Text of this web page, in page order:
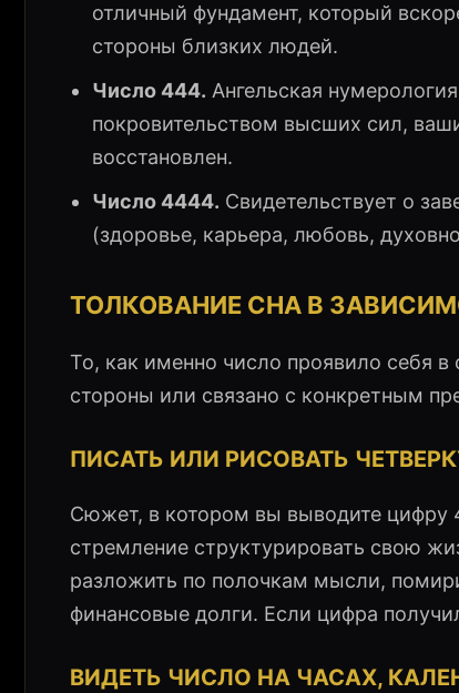
отличный фундамент, который
стороны близких людей.
Число 444. Ангельская
покровительством высших сил,
восстановлен.
Число 4444. Свидетельствует о
(здоровье, карьера, любовь,
ТОЛКОВАНИЕ СНА В
То, как именно число проявило себя
стороны или связано с конкретным
ПИСАТЬ ИЛИ РИСОВАТЬ
Сюжет, в котором вы выводите цифру
стремление структурировать свою
разложить по полочкам мысли,
финансовые долги. Если цифра
ВИДЕТЬ ЧИСЛО НА ЧАСАХ,